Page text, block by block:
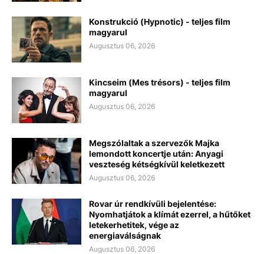
Konstrukció (Hypnotic) - teljes film
magyarul
Augusztus 06, 2026
Kincseim (Mes trésors) - teljes film
magyarul
Augusztus 06, 2026
Megszólaltak a szervezők Majka
lemondott koncertje után: Anyagi
veszteség kétségkívül keletkezett
Augusztus 06, 2026
Rovar úr rendkívüli bejelentése:
Nyomhatjátok a klímát ezerrel, a hűtőket
letekerhetitek, vége az
energiaválságnak
Augusztus 06, 2026